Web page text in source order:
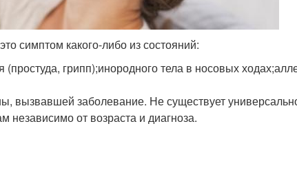
симптом какого-либо из состояний:
(простуда, грипп);инородного тела в носовых
вызвавшей заболевание. Не существует
от возраста и диагноза.